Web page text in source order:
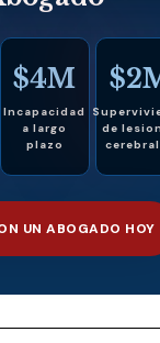
$4M
Incapacidad
a largo
plazo
de
UN ABOGADO HOY